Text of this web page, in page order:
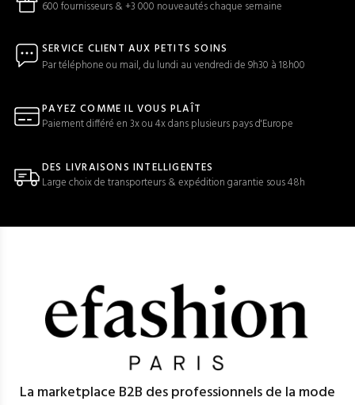
600 fournisseurs & +3 000 nouveautés chaque semaine
SERVICE CLIENT AUX PETITS SOINS
Par téléphone ou mail, du lundi au vendredi de 9h30 à 18h00
PAYEZ COMME IL VOUS PLAÎT
Paiement différé en 3x ou 4x dans plusieurs pays d'Europe
DES LIVRAISONS INTELLIGENTES
Large choix de transporteurs & expédition garantie sous 48h
La marketplace B2B des professionnels de la mode